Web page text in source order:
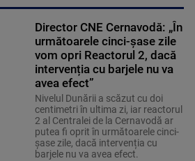
Director CNE Cernavodă: „În
următoarele cinci-șase zile
vom opri Reactorul 2, dacă
intervenția cu barjele nu va
avea efect”
Nivelul Dunării a scăzut cu doi
centimetri în ultima zi, iar reactorul
2 al Centralei de la Cernavodă ar
putea fi oprit în următoarele cinci-
șase zile, dacă intervenția cu
barjele nu va avea efect.